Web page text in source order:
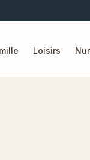
Loisirs